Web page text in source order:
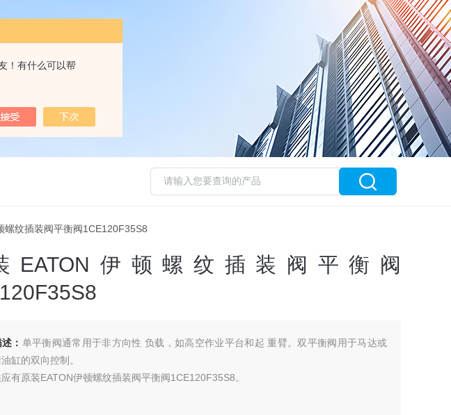
！有什么可以帮
纹插装阀平衡阀1CE120F35S8
EATON伊顿螺纹插装阀平衡阀
： 单平衡阀通常用于非方向性 负载，如高空作业平台和起 重臂。双平衡阀用于马达或
缸的双向控制。
有原装EATON伊顿螺纹插装阀平衡阀1CE120F35S8。